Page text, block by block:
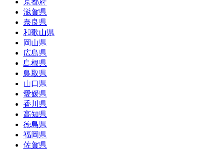
滋賀県
奈良県
和歌山県
岡山県
広島県
島根県
鳥取県
山口県
愛媛県
香川県
高知県
徳島県
福岡県
佐賀県